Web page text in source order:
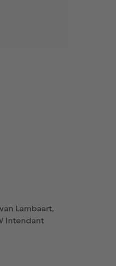
Lambaart,
Intendant